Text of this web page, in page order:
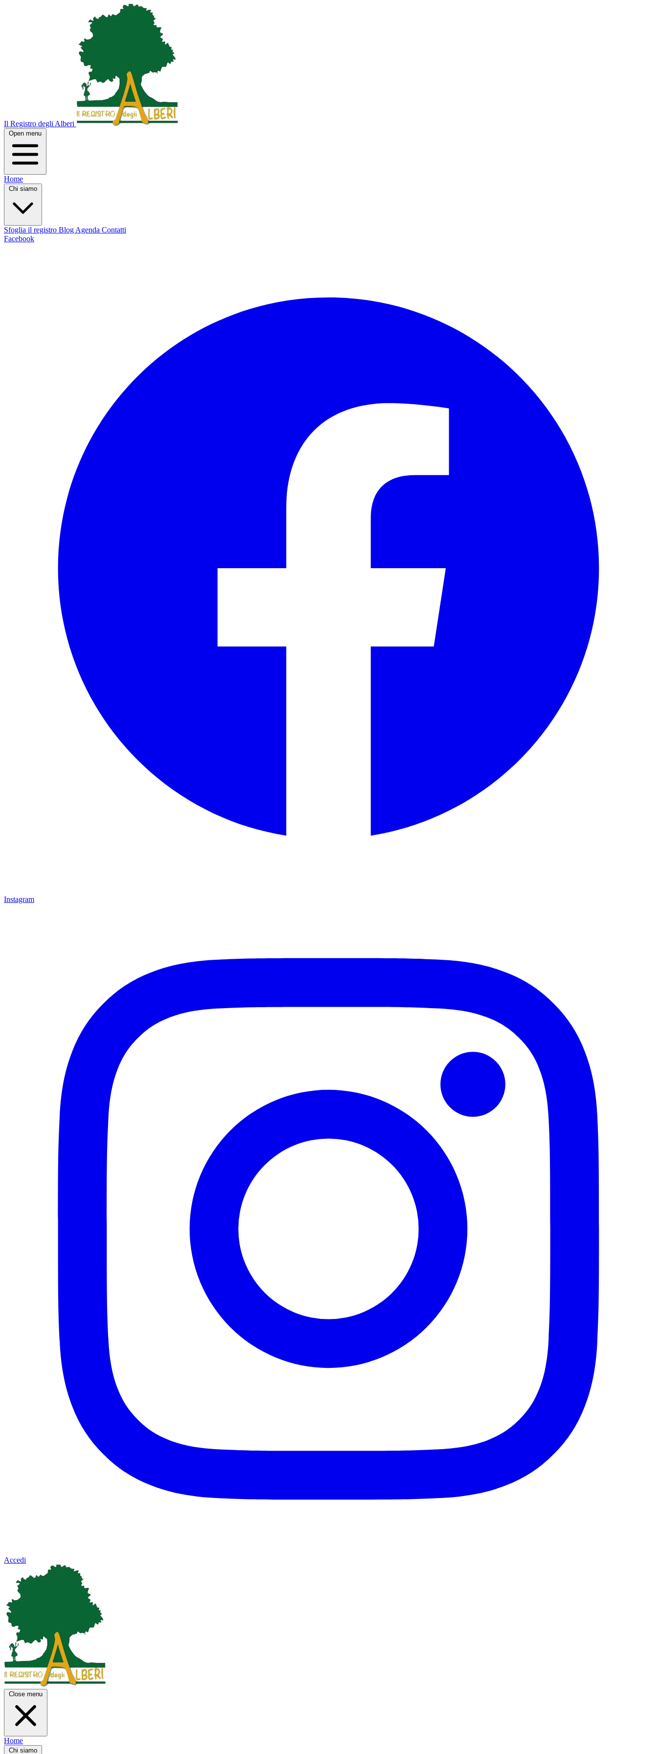
Il Registro degli Alberi
Open menu
Home
Chi siamo
Sfoglia il registro Blog Agenda Contatti
Facebook
Instagram
Accedi
Close menu
Home
Chi siamo